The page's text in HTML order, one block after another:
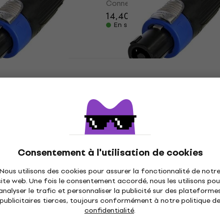
Consentement à l'utilisation de cookies
Nous utilisons des cookies pour assurer la fonctionnalité de notre
web. Une fois le consentement accordé, nous les utilisons
le trafic et personnaliser la publicité sur des
publicitaires tierces, toujours conformément à notre politique de
confidentialité.
codeMUZMUZ-10
Connecteur Speakon
14,40 €
En stock
BAG Neutrik NLT4FXX-BAG
neuf)
Connecteur Speakon
10,90 €
En stock
W-S Neutrik NL4MPR
Connecteur Speakon
4,7/5
4,49 €
En rupture de stock
SB Connecteur Neutrik NL2MPXX-SB
Connecteur Speakon
Connecteur Speakon